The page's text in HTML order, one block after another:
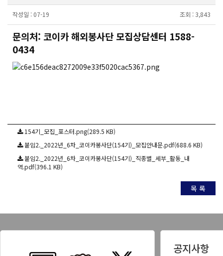
작성일 : 07-19 조회 : 3,843
문의처: 코이카 해외봉사단 모집상담센터 1588-
0434
154기_모집_포스터.png(289.5 KB)
붙임2._2022년_6차_코이카봉사단(154기)_모집안내문.pdf(688.6 KB)
붙임2._2022년_6차_코이카봉사단(154기)_직종별_세부_활동_내
역.pdf(396.1 KB)
목 록
공지사항